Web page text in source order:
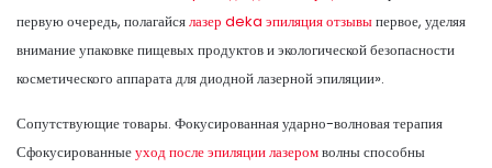
первую очередь, полагайсялазер deka эпиляция отзывыпервое, уделяя
внимание упаковке пищевых продуктов и экологической безопасности
косметического аппарата для диодной лазерной эпиляции».
Сопутствующие товары. Фокусированная ударно-волновая терапия
Сфокусированныеуход после эпиляции лазеромволны способны